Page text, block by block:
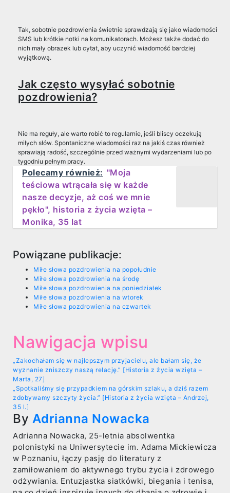
Tak, sobotnie pozdrowienia świetnie sprawdzają się jako wiadomości
SMS lub krótkie notki na komunikatorach. Możesz także dodać do
nich mały obrazek lub cytat, aby uczynić wiadomość bardziej
wyjątkową.
Jak często wysyłać sobotnie
pozdrowienia?
Nie ma reguły, ale warto robić to regularnie, jeśli bliscy oczekują
miłych słów. Spontaniczne wiadomości raz na jakiś czas również
sprawiają radość, szczególnie przed ważnymi wydarzeniami lub po
tygodniu pełnym pracy.
Polecamy również: "Moja
teściowa wtrącała się w każde
nasze decyzje, aż coś we mnie
pękło", historia z życia wzięta –
Monika, 35 lat
Powiązane publikacje:
Miłe słowa pozdrowienia na popołudnie
Miłe słowa pozdrowienia na środę
Miłe słowa pozdrowienia na poniedziałek
Miłe słowa pozdrowienia na wtorek
Miłe słowa pozdrowienia na czwartek
Nawigacja wpisu
„Zakochałam się w najlepszym przyjacielu, ale bałam się, że
wyznanie zniszczy naszą relację.” [Historia z życia wzięta –
Marta, 27]
„Spotkaliśmy się przypadkiem na górskim szlaku, a dziś razem
zdobywamy szczyty życia.” [Historia z życia wzięta – Andrzej,
35 l.]
By Adrianna Nowacka
Adrianna Nowacka, 25-letnia absolwentka
polonistyki na Uniwersytecie im. Adama Mickiewicza
w Poznaniu, łączy pasję do literatury z
zamiłowaniem do aktywnego trybu życia i zdrowego
odżywiania. Entuzjastka siatkówki, biegania i tenisa,